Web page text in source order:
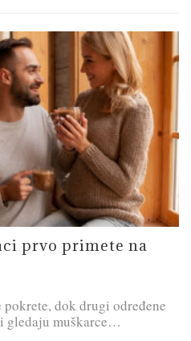
prvo primete na
dok drugi određene
gledaju muškarce…